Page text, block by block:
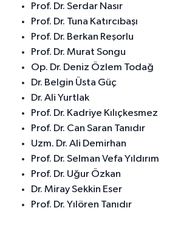
Prof. Dr. Serdar Nasır
Prof. Dr. Tuna Katırcıbaşı
Prof. Dr. Berkan Reşorlu
Prof. Dr. Murat Songu
Op. Dr. Deniz Özlem Todağ
Dr. Belgin Üsta Güç
Dr. Ali Yurtlak
Prof. Dr. Kadriye Kılıçkesmez
Prof. Dr. Can Saran Tanıdır
Uzm. Dr. Ali Demirhan
Prof. Dr. Selman Vefa Yıldırım
Prof. Dr. Uğur Özkan
Dr. Miray Sekkin Eser
Prof. Dr. Yılören Tanıdır